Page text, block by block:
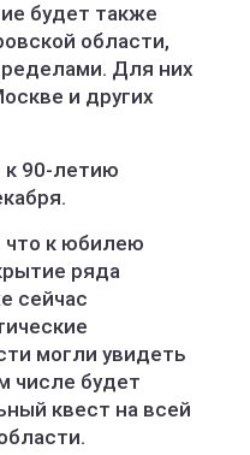
будет также
области,
Для них
и других
90-летию
что к юбилею
ряда
сейчас
могли увидеть
числе будет
квест на всей